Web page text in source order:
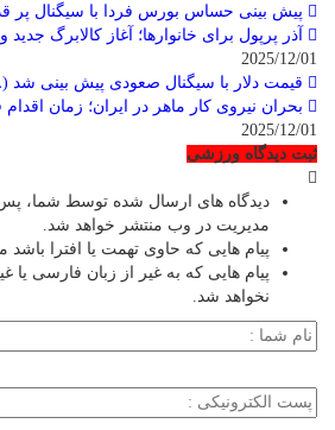
پیش بینی حساس بورس فردا با سیگنال پر
آذر پرپول برای خانوارها؛ آغاز کالابرگ جدید
2025/12/01
قیمت دلار با سیگنال صعودی پیش بینی شد (۸ آذر)
بحران نیروی کار ماهر در ایران؛ زمان
2025/12/01
ثبت دیدگاه ورزشی
دیدگاه های ارسال شده توسط شما، پس
مدیریت در وب منتشر خواهد شد.
پیام هایی که حاوی تهمت یا افترا باشد
پیام هایی که به غیر از زبان فارسی یا
نخواهد شد.